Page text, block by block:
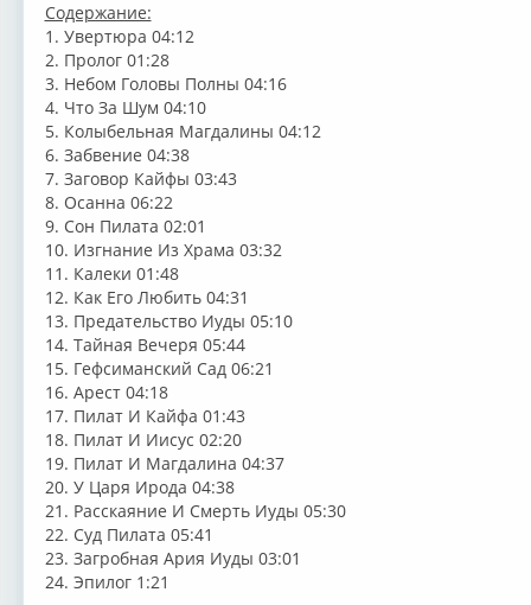
Содержание:
1. Увертюра 04:12
2. Пролог 01:28
3. Небом Головы Полны 04:16
4. Что За Шум 04:10
5. Колыбельная Магдалины 04:12
6. Забвение 04:38
7. Заговор Кайфы 03:43
8. Осанна 06:22
9. Сон Пилата 02:01
10. Изгнание Из Храма 03:32
11. Калеки 01:48
12. Как Его Любить 04:31
13. Предательство Иуды 05:10
14. Тайная Вечеря 05:44
15. Гефсиманский Сад 06:21
16. Арест 04:18
17. Пилат И Кайфа 01:43
18. Пилат И Иисус 02:20
19. Пилат И Магдалина 04:37
20. У Царя Ирода 04:38
21. Расскаяние И Смерть Иуды 05:30
22. Суд Пилата 05:41
23. Загробная Ария Иуды 03:01
24. Эпилог 1:21